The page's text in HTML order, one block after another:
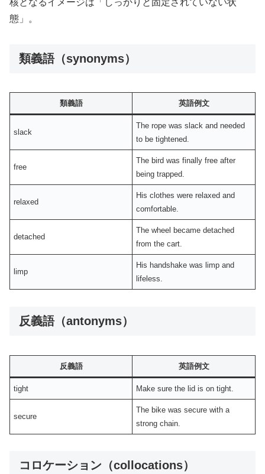
核となるイメージは「しっかりと固定されていない状
態」。
類義語（synonyms）
類義語 英語例文
slack
The rope was slack and needed
to be tightened.
free
The bird was finally free after
being trapped.
relaxed
His clothes were relaxed and
comfortable.
detached
The wheel became detached
from the cart.
limp
His handshake was limp and
lifeless.
反義語（antonyms）
反義語 英語例文
tight Make sure the lid is on tight.
secure
The bike was secure with a
strong chain.
コロケーション（collocations）